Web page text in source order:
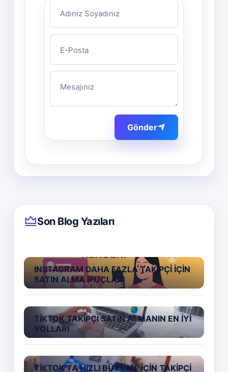
Adınız Soyadınız
E-Posta
Mesajınız
Gönder
Son Blog Yazıları
INSTAGRAM DAHA FAZLA TAKIPÇI İÇIN
SATIN ALMA İPUÇLARI
TIKTOK TAKIPÇI SATIN ALMANIN EN İYI
YOLLARI
TIKTOK’TA HIZLI BÜYÜME İÇIN TAKIPÇI